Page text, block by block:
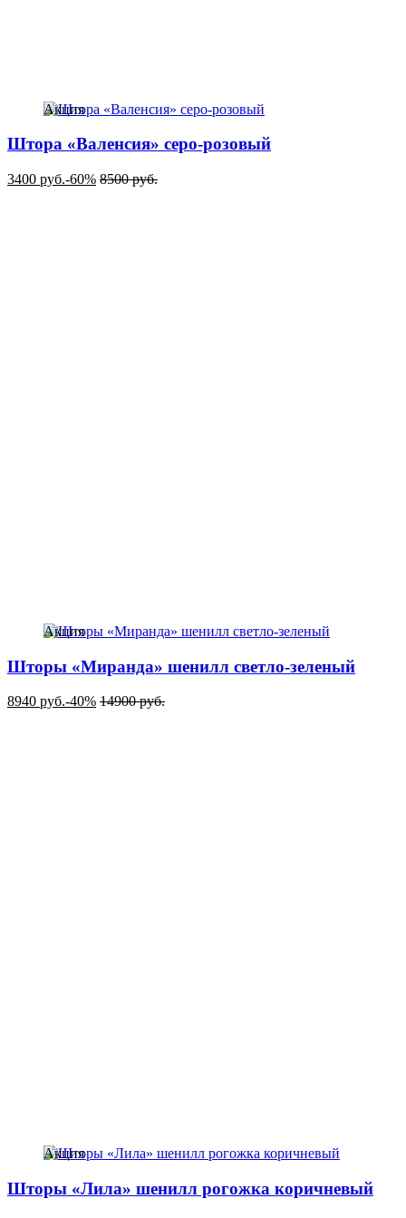
Акция
Штора «Валенсия» серо-розовый
3400 руб.-60% 8500руб.
Акция
Шторы «Миранда» шенилл светло-зеленый
8940 руб.-40% 14900руб.
Акция
Шторы «Лила» шенилл рогожка коричневый